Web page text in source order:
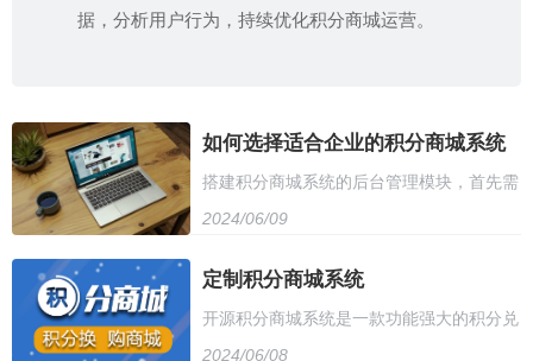
据，分析用户行为，持续优化积分商城运营。
如何选择适合企业的积分商城系统
搭建积分商城系统的后台管理模块，首先需
要设计数据库结构，包括积分设置、用户信
息、兑换记录等。其次，开发后台管理页
面，包括积分管理、用户管理、商品管理等
2024/06/09
定制积分商城系统
开源积分商城系统是一款功能强大的积分兑
2024/06/08